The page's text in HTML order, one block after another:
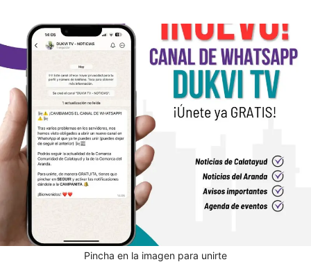
Pincha en la imagen para unirte